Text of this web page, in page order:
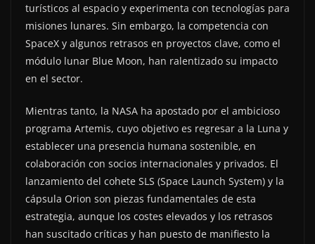
turísticos al espacio y experimenta con tecnologías para
misiones lunares. Sin embargo, la competencia con
SpaceX y algunos retrasos en proyectos clave, como el
módulo lunar Blue Moon, han ralentizado su impacto
en el sector.
Mientras tanto, la NASA ha apostado por el ambicioso
programa Artemis, cuyo objetivo es regresar a la Luna y
establecer una presencia humana sostenible, en
colaboración con socios internacionales y privados. El
lanzamiento del cohete SLS (Space Launch System) y la
cápsula Orion son piezas fundamentales de esta
estrategia, aunque los costes elevados y los retrasos
han suscitado críticas y han puesto de manifiesto la